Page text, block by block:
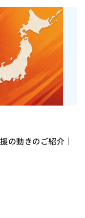
の動きのご紹介｜